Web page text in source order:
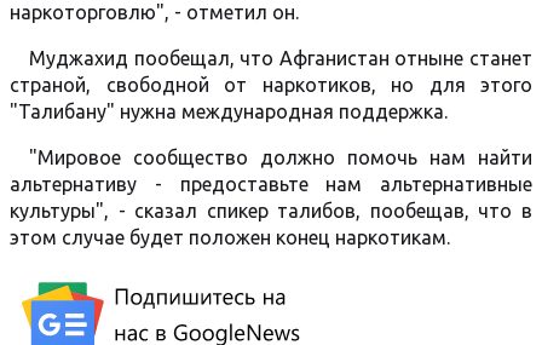
наркоторговлю", - отметил он.
Муджахид пообещал, что Афганистан отныне станет
страной, свободной от наркотиков, но для этого
"Талибану" нужна международная поддержка.
"Мировое сообщество должно помочь нам найти
альтернативу - предоставьте нам альтернативные
культуры", - сказал спикер талибов, пообещав, что в
этом случае будет положен конец наркотикам.